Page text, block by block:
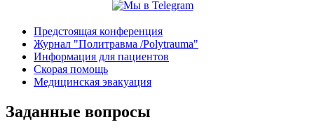
Предстоящая конференция
Журнал "Политравма /Polytrauma"
Информация для пациентов
Скорая помощь
Медицинская эвакуация
Заданные вопросы